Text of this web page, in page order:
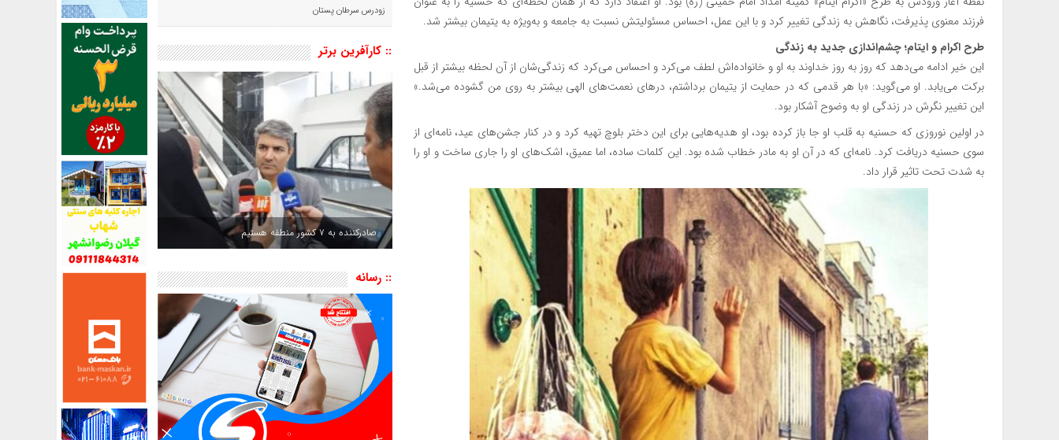
فرزند معنوی پذیرفت، نگاهش به زندگی تغییر کرد و با این عمل، احساس مسئولیتش نسبت به جامعه و به‌ویژه به یتیمان بیشتر شد.
طرح اکرام و ایتام؛ چشم‌اندازی جدید به زندگی
این خیر ادامه می‌دهد که روز به روز خداوند به او و خانواده‌اش لطف می‌کرد و احساس می‌کرد که زندگی‌شان از آن لحظه بیشتر از قبل
برکت می‌یابد. او می‌گوید: «با هر قدمی که در حمایت از یتیمان برداشتم، درهای نعمت‌های الهی بیشتر به روی من گشوده می‌شد.»
این تغییر نگرش در زندگی او به وضوح آشکار بود.
در اولین نوروزی که حسنیه به قلب او جا باز کرده بود، او هدیه‌هایی برای این دختر بلوچ تهیه کرد و در کنار جشن‌های عید، نامه‌ای از
سوی حسنیه دریافت کرد. نامه‌ای که در آن او به مادر خطاب شده بود. این کلمات ساده، اما عمیق، اشک‌های او را جاری ساخت و او را
به شدت تحت تاثیر قرار داد.
زودرس سرطان پستان
:: کارآفرین برتر
صادرکننده به ۷ کشور منطقه هستیم
:: رسانه